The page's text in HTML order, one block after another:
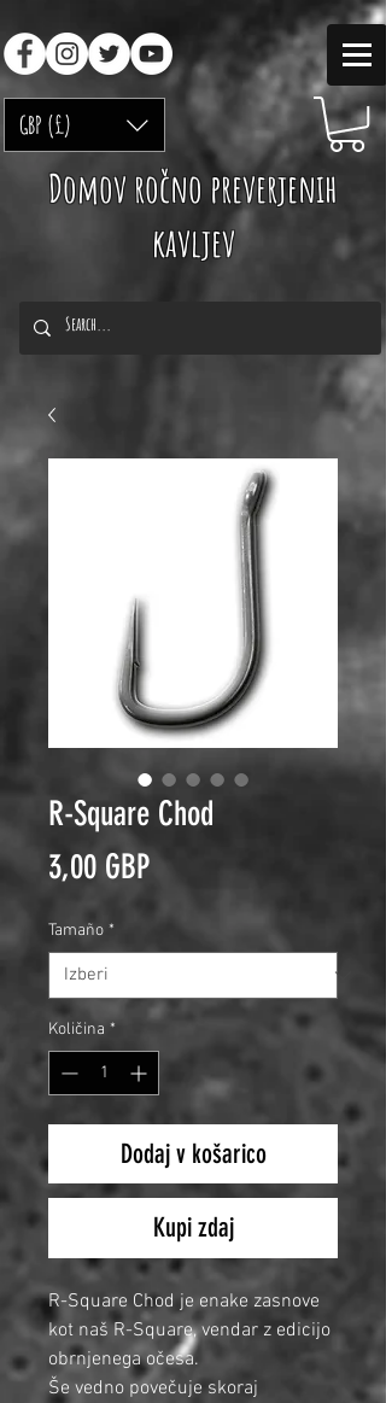
GBP (£)
Domov ročno preverjenih
kavljev
R-Square Chod
3,00 GBPPrice
Tamaño *
Količina *
Dodaj v košarico
Kupi zdaj
R-Square Chod je enake zasnove
kot naš R-Square, vendar z edicijo
obrnjenega očesa.
Še vedno povečuje skoraj